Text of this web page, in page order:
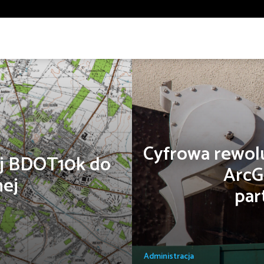
Wyszukaj
Wyszukiwanie zaawansowane
odnawialna Gazownictwo Geologia
Bezpieczeństwo Biznes Dobre praktyki
Trendy Turystyka i rekreacja
Bezpieczeństwo
Edukacja
Turystyka i rekreacja
do Cyfrowa
Administracja